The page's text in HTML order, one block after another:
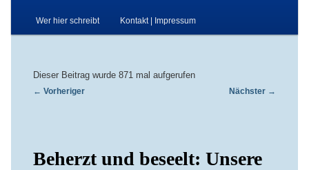
Wer hier schreibt Kontakt | Impressum
Dieser Beitrag wurde 871 mal aufgerufen
Beitragsnavigation
← Vorheriger Nächster →
Beherzt und beseelt: Unsere